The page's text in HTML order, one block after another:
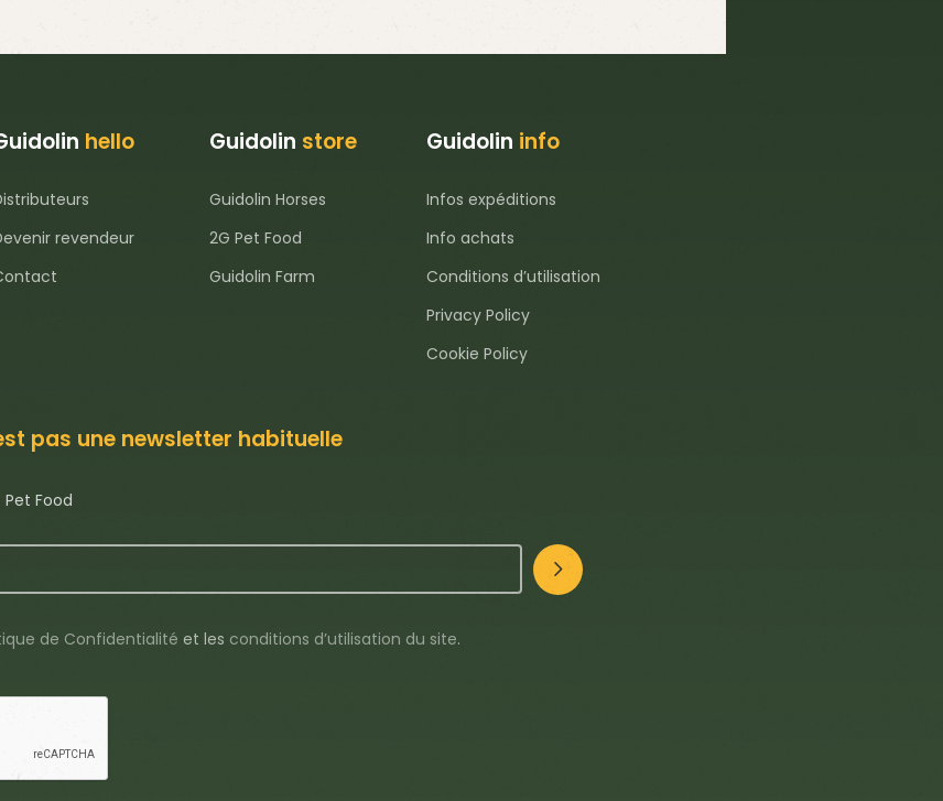
hello
revendeur
Guidolin store
Guidolin Horses
2G Pet Food
Guidolin Farm
Guidolin info
Infos expéditions
Info achats
Conditions d’utilisation
Privacy Policy
Cookie Policy
pas une newsletter habituelle
Pet Food
de Confidentialité et les conditions d’utilisation du site.